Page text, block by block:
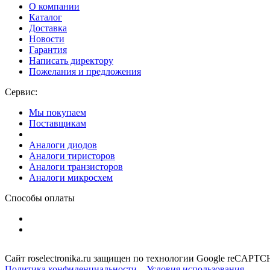
О компании
Каталог
Доставка
Новости
Гарантия
Написать директору
Пожелания и предложения
Сервис:
Мы покупаем
Поставщикам
Аналоги диодов
Аналоги тиристоров
Аналоги транзисторов
Аналоги микросхем
Способы оплаты
Сайт roselectronika.ru защищен по технологии Google